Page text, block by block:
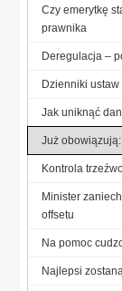
Czy emerytkę
prawnika
Deregulacja –
Dzienniki ustaw
Jak uniknąć
Już
Kontrola
Minister
offsetu
Na pomoc
Najlepsi